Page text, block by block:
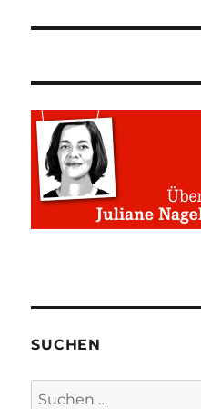
SUCHEN
Suchen